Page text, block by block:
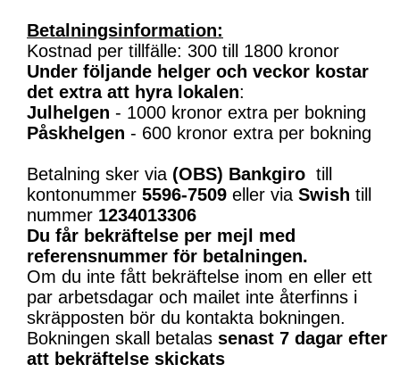
Betalningsinformation:
Kostnad per tillfälle: 300 till 1800 kronor
Under följande helger och veckor kostar
det extra att hyra lokalen:
Julhelgen - 1000 kronor extra per bokning
Påskhelgen - 600 kronor extra per bokning
Betalning sker via (OBS) Bankgiro till
kontonummer 5596-7509 eller via Swish till
nummer 1234013306
Du får bekräftelse per mejl med
referensnummer för betalningen.
Om du inte fått bekräftelse inom en eller ett
par arbetsdagar och mailet inte återfinns i
skräpposten bör du kontakta bokningen.
Bokningen skall betalas senast 7 dagar efter
att bekräftelse skickats